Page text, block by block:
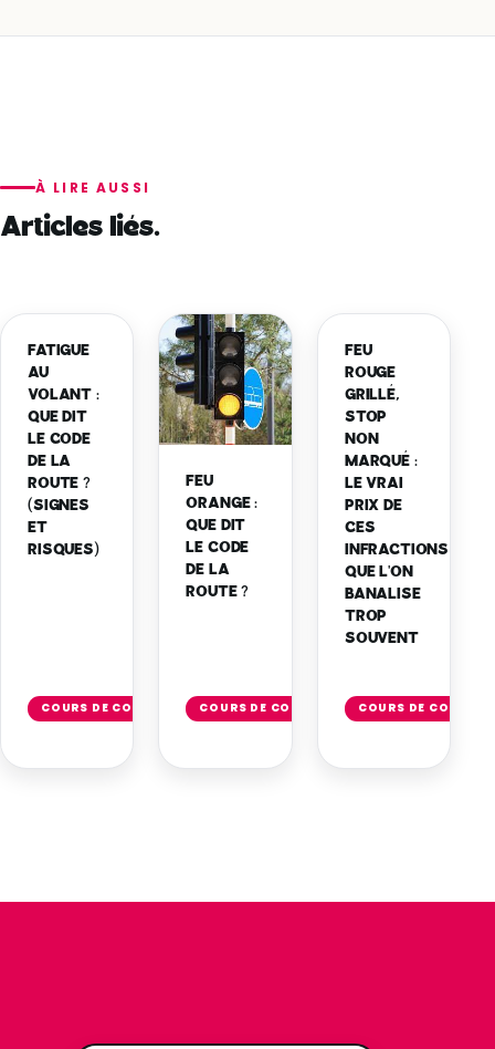
À LIRE AUSSI
Articles liés.
FATIGUE
AU
VOLANT :
QUE DIT
LE CODE
DE LA
ROUTE ?
(SIGNES
ET
RISQUES)
COURS DE CODE
l'article
FEU
ORANGE :
QUE DIT
LE CODE
DE LA
ROUTE ?
COURS DE CODE
l'article
FEU
ROUGE
GRILLÉ,
STOP
NON
MARQUÉ :
LE VRAI
PRIX DE
CES
INFRACTIONS
QUE L'ON
BANALISE
TROP
SOUVENT
COURS DE CODE